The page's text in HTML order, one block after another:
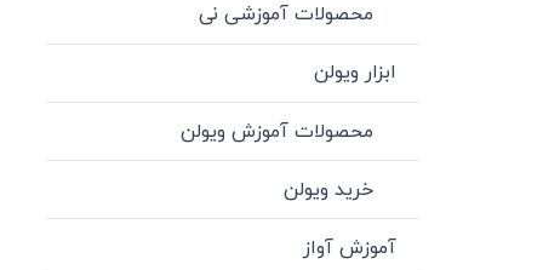
محصولات آموزشی نی
ابزار ویولن
محصولات آموزش ویولن
خرید ویولن
آموزش آواز